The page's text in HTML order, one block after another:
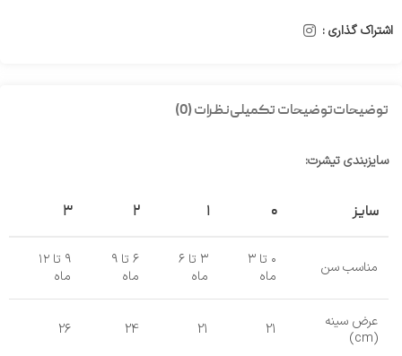
اشتراک گذاری :
توضیحاتتوضیحات تکمیلینظرات (0)
سایزبندی تیشرت:
سایز ۰ ۱ ۲ ۳
مناسب سن
۰ تا ۳
ماه
۳ تا ۶
ماه
۶ تا ۹
ماه
۹ تا ۱۲
ماه
عرض سینه
(cm)
21
21
24
26